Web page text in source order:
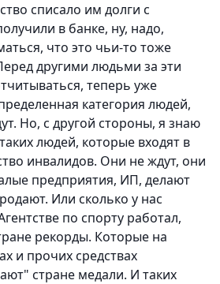
списало им долги с
в банке, ну, надо,
что это чьи-то тоже
другими людьми за эти
теперь уже
категория людей,
Но, с другой стороны, я знаю
людей, которые входят в
инвалидов. Они не ждут, они
предприятия, ИП, делают
Или сколько у нас
по спорту работал,
рекорды. Которые на
и прочих средствах
стране медали. И таких